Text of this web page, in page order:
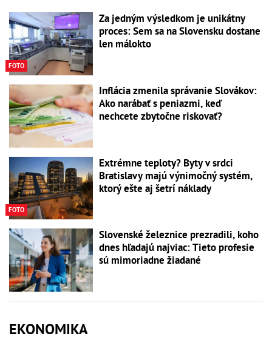
FOTO
Za jedným výsledkom je unikátny
proces: Sem sa na Slovensku dostane
len málokto
Inflácia zmenila správanie Slovákov:
Ako narábať s peniazmi, keď
nechcete zbytočne riskovať?
FOTO
Extrémne teploty? Byty v srdci
Bratislavy majú výnimočný systém,
ktorý ešte aj šetrí náklady
Slovenské železnice prezradili, koho
dnes hľadajú najviac: Tieto profesie
sú mimoriadne žiadané
EKONOMIKA